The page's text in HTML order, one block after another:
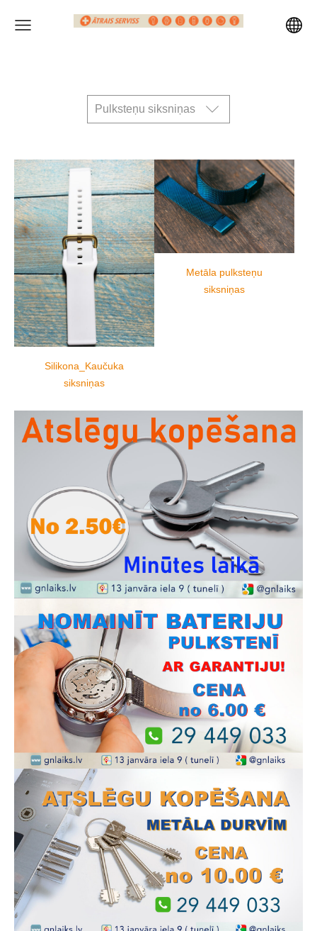
Pulksteņu siksniņas
Silikona_Kaučuka
siksniņas
Metāla pulksteņu
siksniņas